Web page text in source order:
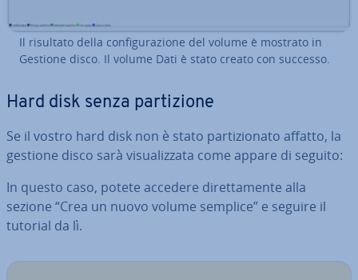
Il risultato della con­fi­gu­ra­zio­ne del volume è mostrato in
Gestione disco. Il volume Dati è stato creato con successo.
Hard disk senza par­ti­zio­ne
Se il vostro hard disk non è stato par­ti­zio­na­to affatto, la
gestione disco sarà vi­sua­liz­za­ta come appare di seguito:
In questo caso, potete accedere di­ret­ta­men­te alla
sezione “Crea un nuovo volume semplice” e seguire il
tutorial da lì.